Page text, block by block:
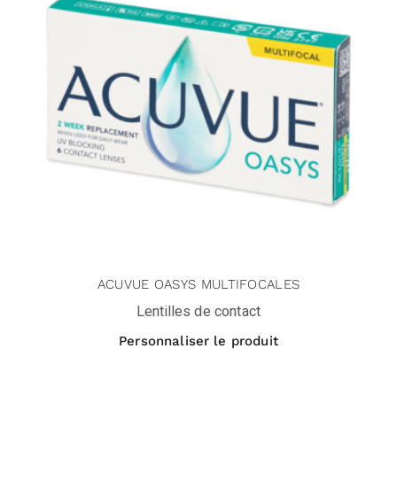
ACUVUE OASYS MULTIFOCALES
Lentilles de contact
Personnaliser le produit